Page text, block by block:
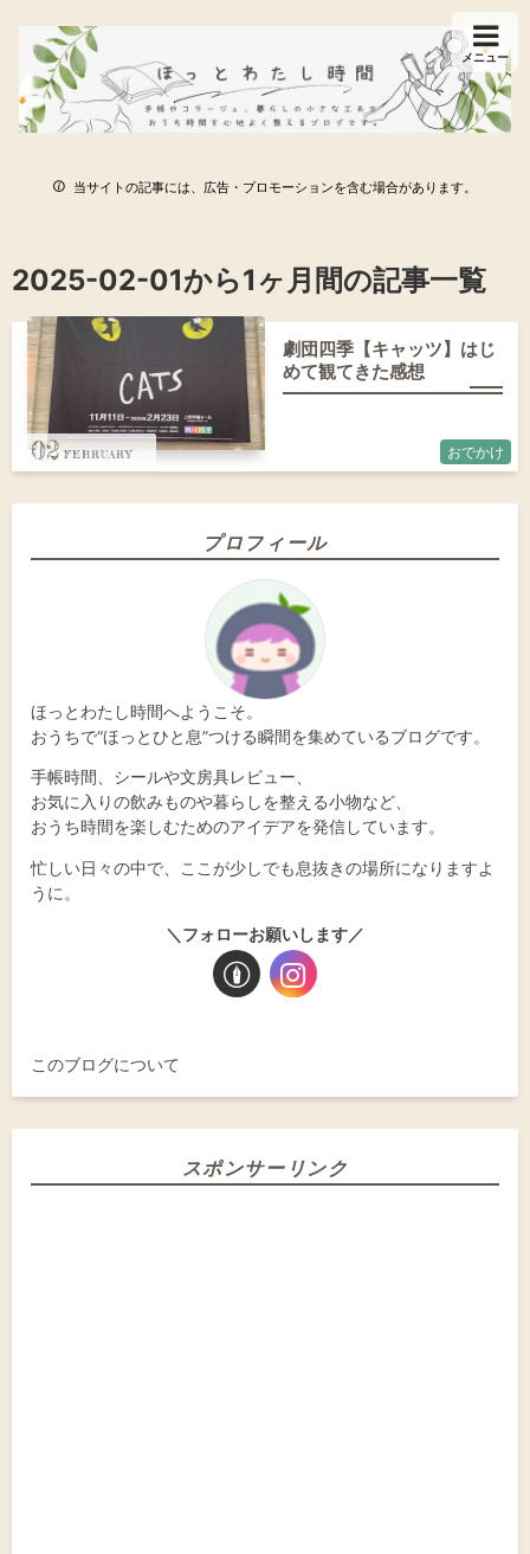
当サイトの記事には、広告・プロモーションを含む場合があります。
メニュー
2025-02-01から1ヶ月間の記事一覧
02
劇団四季【キャッツ】はじ
めて観てきた感想
おでかけ
プロフィール
ほっとわたし時間へようこそ。
おうちで“ほっとひと息”つける瞬間を集めているブログです。
手帳時間、シールや文房具レビュー、
お気に入りの飲みものや暮らしを整える小物など、
おうち時間を楽しむためのアイデアを発信しています。
忙しい日々の中で、ここが少しでも息抜きの場所になりますよ
うに。
＼フォローお願いします／
このブログについて
スポンサーリンク